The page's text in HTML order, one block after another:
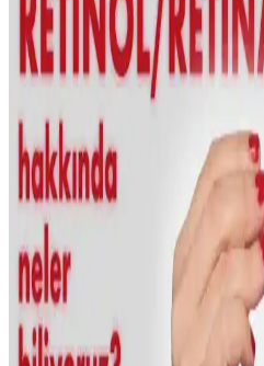
NEDOX Varilx Önleyici
Damar Sorunlarına
Ürün
NEDOX Varilx Roll-on, doğal
sorunlarını hafifletir, kullanımı
damar bakım ürünüdür.
İLTERUS Tırtıklı Yeşim
Kuvars Kalp Gua Sha
Faydaları
İLTERUS'un doğal taşlardan oluşan
şekillendirme, rahatlatma ve enerji
pembe kuvars taşlarıyla cilt
tasarımıyla dikkat çeker.